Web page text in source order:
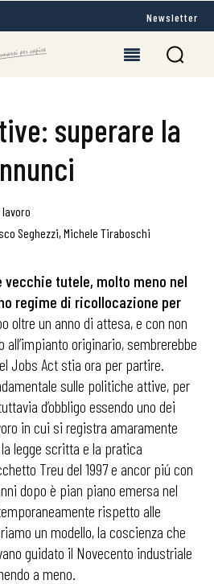
Newsletter
superare la
Seghezzi, Michele Tiraboschi
vecchie tutele, molto meno nel
regime di ricollocazione per
oltre un anno di attesa, e con non
originario, sembrerebbe
Jobs Act stia ora per partire.
sulle politiche attive, per
d’obbligo essendo uno dei
in cui si registra amaramente
legge scritta e la pratica
Treu del 1997 e ancor piú con
dopo è pian piano emersa nel
rispetto alle
un modello, la coscienza che
guidato il Novecento industriale
a meno.